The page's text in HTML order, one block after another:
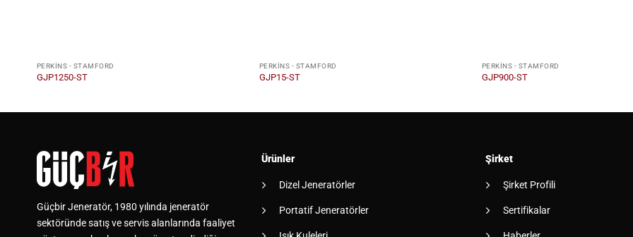
PERKINS - STAMFORD
GJP1250-ST
PERKINS - STAMFORD
GJP15-ST
PERKINS - STAMFORD
GJP900-ST
Güçbir Jeneratör, 1980 yılında jeneratör
sektöründe satış ve servis alanlarında faaliyet
Ürünler
Dizel Jeneratörler
Portatif Jeneratörler
Şirket
Şirket Profili
Sertifikalar